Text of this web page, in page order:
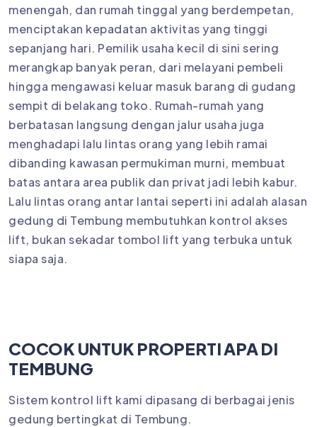
menengah, dan rumah tinggal yang berdempetan,
menciptakan kepadatan aktivitas yang tinggi
sepanjang hari. Pemilik usaha kecil di sini sering
merangkap banyak peran, dari melayani pembeli
hingga mengawasi keluar masuk barang di gudang
sempit di belakang toko. Rumah-rumah yang
berbatasan langsung dengan jalur usaha juga
menghadapi lalu lintas orang yang lebih ramai
dibanding kawasan permukiman murni, membuat
batas antara area publik dan privat jadi lebih kabur.
Lalu lintas orang antar lantai seperti ini adalah alasan
gedung di Tembung membutuhkan kontrol akses
lift, bukan sekadar tombol lift yang terbuka untuk
siapa saja.
COCOK UNTUK PROPERTI APA DI
TEMBUNG
Sistem kontrol lift kami dipasang di berbagai jenis
gedung bertingkat di Tembung.